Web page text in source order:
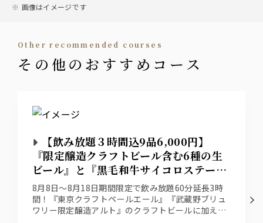
ツ ハーフ＆ハーフ
■ワイン（白/赤）
■ジントニック ■モスコミュール ■キューバリバー
■ファジーネーブル■ピーチウーロン
■カシスソーダ ■カシスオレンジ ■カシスウーロン
■ライチウーロン ■ライチグレープフルーツ
サワー
■レモンサワー
画像はイメージです
other recommended courses
その他のおすすめコース
【飲み放題３時間込9品6,000円】
『限定醸造クラフトビール含む6種の生
ビール』と『黒毛和牛サイコロステー
キ』を愉しむお盆期間限定プラン
8月8日～8月18日期間限定で飲み放題60分延長3時
間！『東京クラフトペールエール』『武蔵野ブリュ
ワリー限定醸造アルト』のクラフトビールに加え